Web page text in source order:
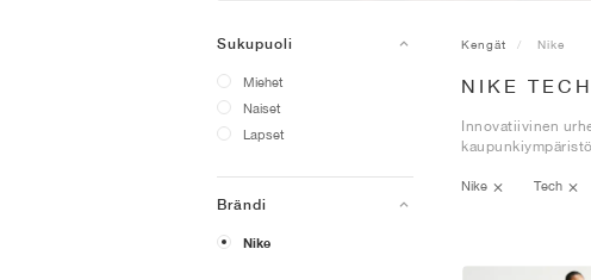
Sukupuoli
Miehet
Naiset
Lapset
Brändi
Nike
Kengät Nike
NIKE
Innovatiivinen
Nike Tech